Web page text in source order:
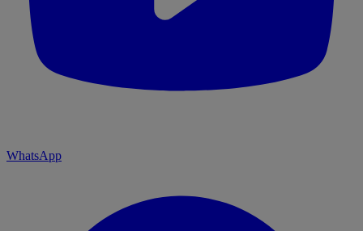
WhatsApp